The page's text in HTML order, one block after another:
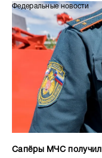
Федеральные новости
Сапёры МЧС